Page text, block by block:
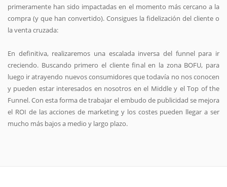
primeramente han sido impactadas en el momento más cercano a la
compra (y que han convertido). Consigues la fidelización del cliente o
la venta cruzada:
En definitiva, realizaremos una escalada inversa del funnel para ir
creciendo. Buscando primero el cliente final en la zona BOFU, para
luego ir atrayendo nuevos consumidores que todavía no nos conocen
y pueden estar interesados en nosotros en el Middle y el Top of the
Funnel. Con esta forma de trabajar el embudo de publicidad se mejora
el ROI de las acciones de marketing y los costes pueden llegar a ser
mucho más bajos a medio y largo plazo.